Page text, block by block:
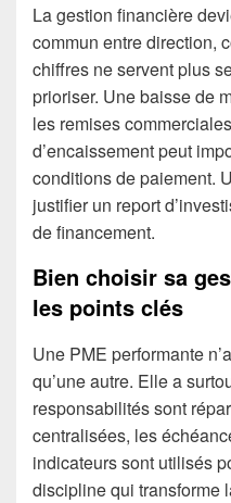
La gestion financière
commun entre direction,
chiffres ne servent plus
prioriser. Une baisse de
les remises
d’encaissement peut
conditions de paiement.
justifier un report
de financement.
Bien choisir sa
les points clés
Une PME performante
qu’une autre. Elle a
responsabilités sont
centralisées, les
indicateurs sont utilisés
discipline qui transforme